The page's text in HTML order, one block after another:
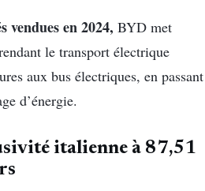
vendues en 2024, BYD met
le transport électrique
aux bus électriques, en passant
d’énergie.
italienne à 87,51